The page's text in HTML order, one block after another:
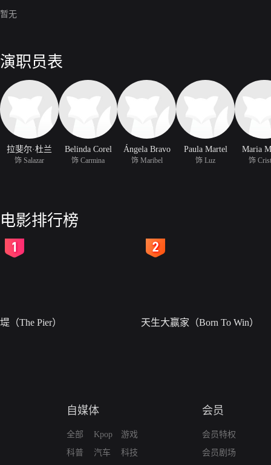
暂无
演职员表
拉斐尔·杜兰
饰 Salazar
Belinda Corel
饰 Carmina
Ángela Bravo
饰 Maribel
Paula Martel
饰 Luz
Maria
饰
电影排行榜
堤（The Pier） 天生大赢家（Born To Win）
自媒体
全部
科普
Kpop
汽车
游戏
科技
会员
会员特权
会员剧场